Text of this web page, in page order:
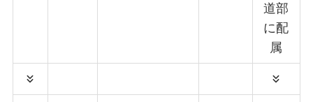
道部
に配
属